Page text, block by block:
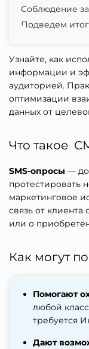
Соблюдение
Подведем
Узнайте, как
информации и
аудиторией.
оптимизации
данных от
Что такое
SMS-опросы —
протестировать
маркетинговое
связь от
или о
Как могут
Помогают
любой
требуется
Дают